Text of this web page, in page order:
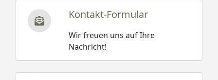
Kontakt-Formular
Wir freuen uns auf Ihre
Nachricht!